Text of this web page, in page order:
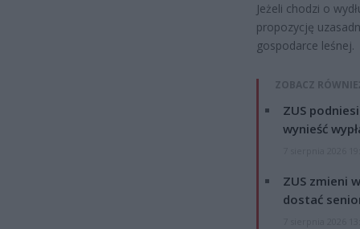
Jeżeli chodzi o
propozycję
gospodarce leśnej.
ZOBACZ
ZUS
wynieść
ZUS zmieni
dostać